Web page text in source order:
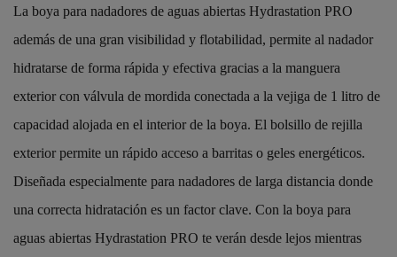
La boya para nadadores de aguas abiertas Hydrastation PRO
además de una gran visibilidad y flotabilidad, permite al nadador
hidratarse de forma rápida y efectiva gracias a la manguera
exterior con válvula de mordida conectada a la vejiga de 1 litro de
capacidad alojada en el interior de la boya. El bolsillo de rejilla
exterior permite un rápido acceso a barritas o geles energéticos.
Diseñada especialmente para nadadores de larga distancia donde
una correcta hidratación es un factor clave. Con la boya para
aguas abiertas Hydrastation PRO te verán desde lejos mientras